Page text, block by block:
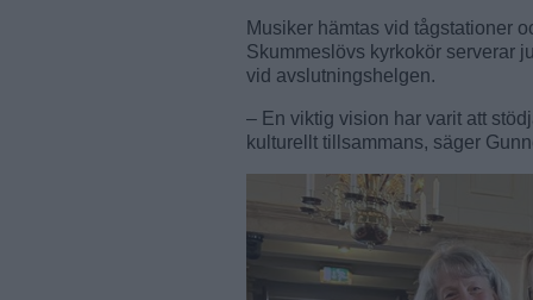
Musiker hämtas vid tågstationer
Skummeslövs kyrkokör serverar
vid avslutningshelgen.
– En viktig vision har varit att
kulturellt tillsammans, säger